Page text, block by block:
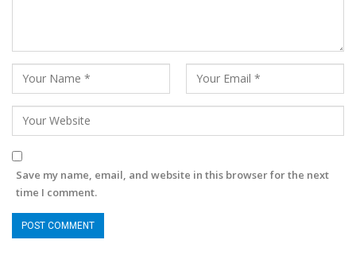
Save my name, email, and website in this browser for the next
time I comment.